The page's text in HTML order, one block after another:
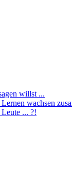
willst ...
wachsen
... ?!